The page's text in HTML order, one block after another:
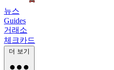
뉴스
Guides
거래소
체크카드
더 보기